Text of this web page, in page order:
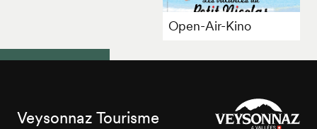
Open-Air-Kino
Veysonnaz Tourisme